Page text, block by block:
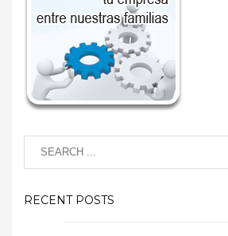
RECENT POSTS